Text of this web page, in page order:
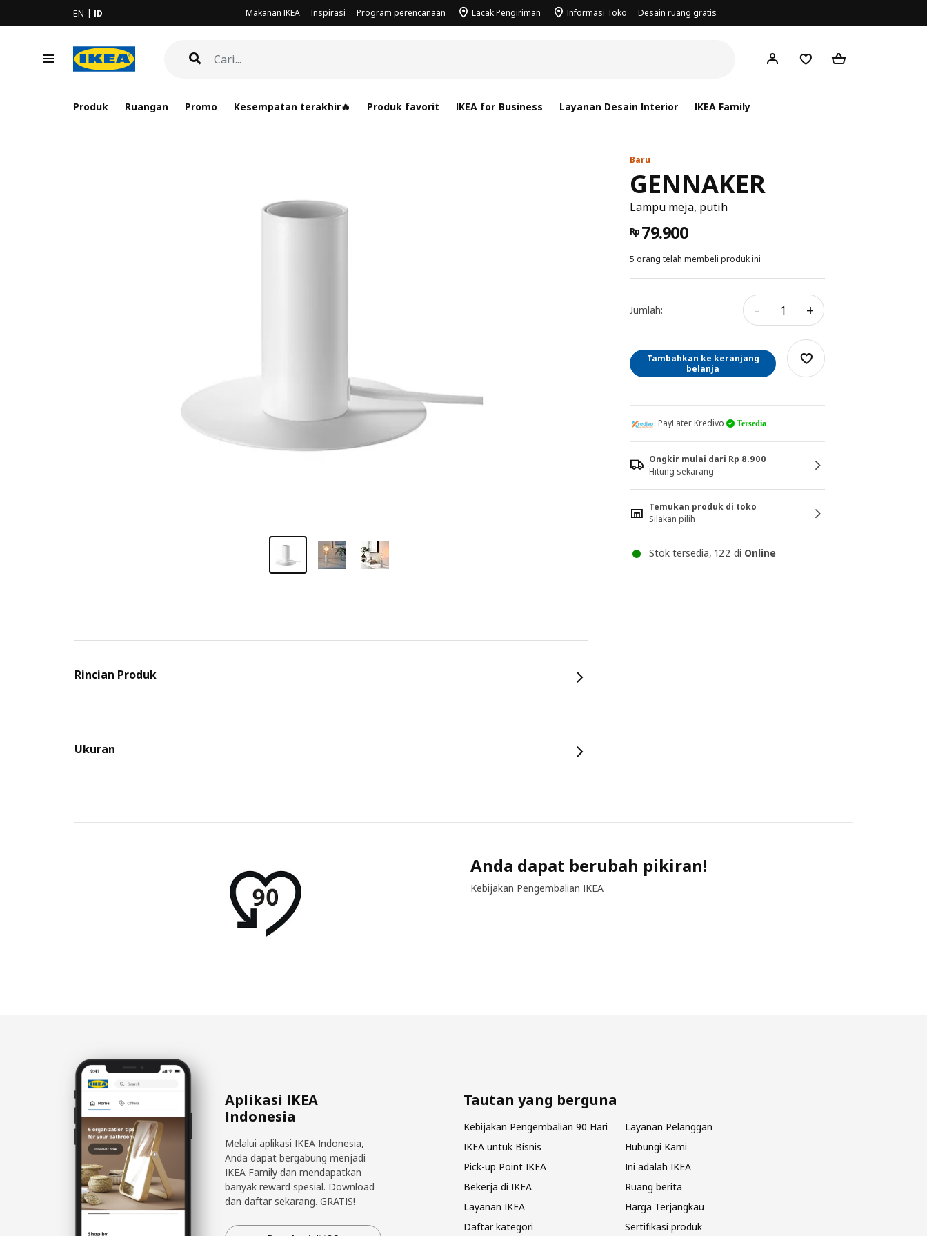
EN ID Makanan IKEA Inspirasi Program perencanaan Lacak Pengiriman Informasi Toko Desain ruang gratis
Produk Ruangan Promo Kesempatan terakhir🔥 Produk favorit IKEA for Business Layanan Desain Interior IKEA Family
Baru
GENNAKER
Lampu meja, putih
Rp 79.900
5 orang telah membeli produk ini
Jumlah: - +
Tambahkan ke keranjang
belanja
PayLater Kredivo Tersedia
Ongkir mulai dari Rp 8.900
Hitung sekarang
Temukan produk di toko
Silakan pilih
Stok tersedia, 122 di Online
Rincian Produk
Ukuran
Anda dapat berubah pikiran!
Kebijakan Pengembalian IKEA
Aplikasi IKEA
Indonesia
Melalui aplikasi IKEA Indonesia,
Anda dapat bergabung menjadi
IKEA Family dan mendapatkan
banyak reward spesial. Download
dan daftar sekarang. GRATIS!
Tautan yang berguna
Kebijakan Pengembalian 90 Hari
Layanan Pelanggan
IKEA untuk Bisnis
Hubungi Kami
Pick-up Point IKEA
Ini adalah IKEA
Bekerja di IKEA
Ruang berita
Layanan IKEA
Harga Terjangkau
Daftar kategori
Sertifikasi produk